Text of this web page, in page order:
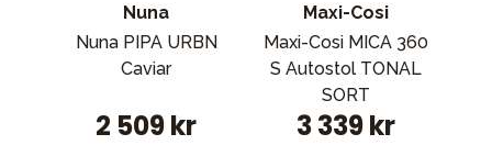
Nuna
Nuna PIPA URBN
Caviar
2 509 kr
Maxi-Cosi
Maxi-Cosi MICA 360
S Autostol TONAL
SORT
3 339 kr